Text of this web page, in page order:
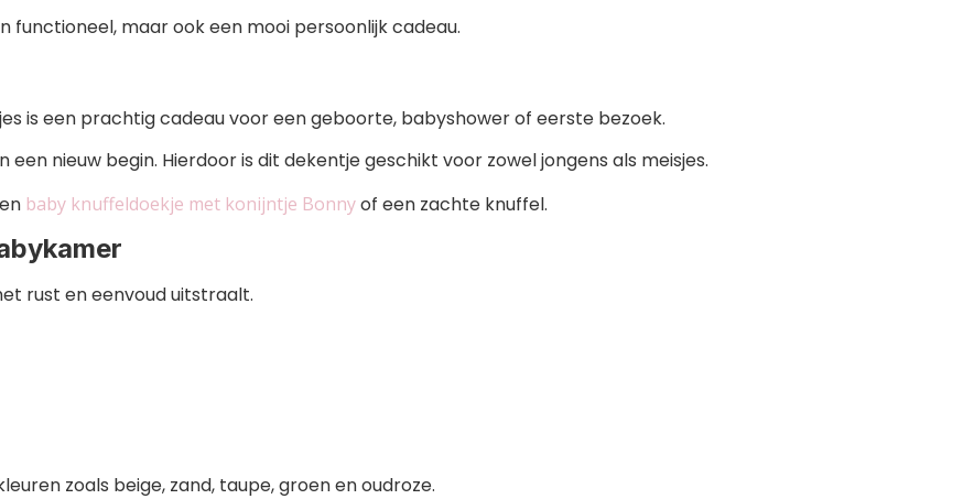
maar ook een mooi persoonlijk cadeau.
is een prachtig cadeau voor een geboorte, babyshower of eerste bezoek.
nieuw begin. Hierdoor is dit dekentje geschikt voor zowel jongens als meisjes.
baby knuffeldoekje met konijntje Bonnyof een zachte knuffel.
rust en eenvoud uitstraalt.
zoals beige, zand, taupe, groen en oudroze.